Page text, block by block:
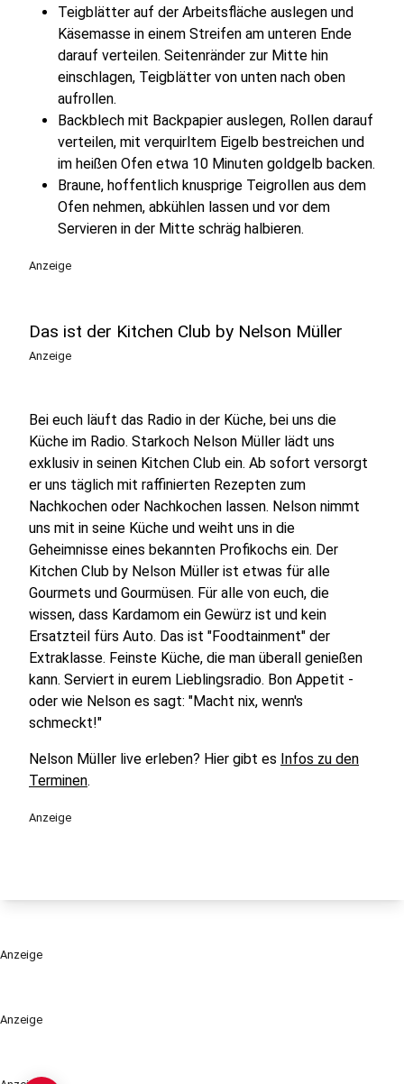
Anzeige
Teigblätter auf der Arbeitsfläche auslegen und
Käsemasse in einem Streifen am unteren Ende
darauf verteilen. Seitenränder zur Mitte hin
einschlagen, Teigblätter von unten nach oben
aufrollen.
Backblech mit Backpapier auslegen, Rollen darauf
verteilen, mit verquirltem Eigelb bestreichen und
im heißen Ofen etwa 10 Minuten goldgelb backen.
Braune, hoffentlich knusprige Teigrollen aus dem
Ofen nehmen, abkühlen lassen und vor dem
Servieren in der Mitte schräg halbieren.
Anzeige
Das ist der Kitchen Club by Nelson Müller
Anzeige
Bei euch läuft das Radio in der Küche, bei uns die
Küche im Radio. Starkoch Nelson Müller lädt uns
exklusiv in seinen Kitchen Club ein. Ab sofort versorgt
er uns täglich mit raffinierten Rezepten zum
Nachkochen oder Nachkochen lassen. Nelson nimmt
uns mit in seine Küche und weiht uns in die
Geheimnisse eines bekannten Profikochs ein. Der
Kitchen Club by Nelson Müller ist etwas für alle
Gourmets und Gourmüsen. Für alle von euch, die
wissen, dass Kardamom ein Gewürz ist und kein
Ersatzteil fürs Auto. Das ist "Foodtainment" der
Extraklasse. Feinste Küche, die man überall genießen
kann. Serviert in eurem Lieblingsradio. Bon Appetit -
oder wie Nelson es sagt: "Macht nix, wenn's
schmeckt!"
Nelson Müller live erleben? Hier gibt es Infos zu den
Terminen.
Anzeige
Anzeige